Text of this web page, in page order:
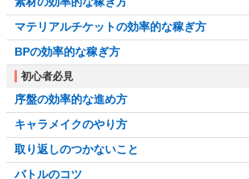
マテリアルチケットの効率的な稼ぎ方
BPの効率的な稼ぎ方
初心者必見
序盤の効率的な進め方
キャラメイクのやり方
取り返しのつかないこと
バトルのコツ